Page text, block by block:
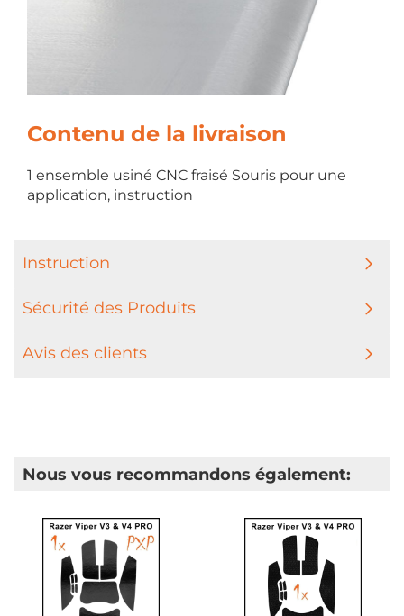
Contenu de la livraison
1 ensemble usiné CNC fraisé Souris pour une
application, instruction
Instruction
Sécurité des Produits
Avis des clients
Nous vous recommandons également: